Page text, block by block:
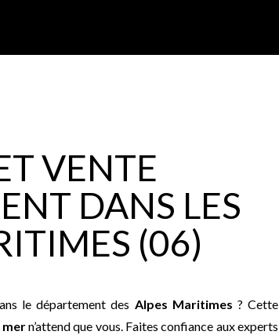
VENTE
DANS LES
(06)
le département des Alpes Maritimes ? Cette
n’attend que vous. Faites confiance aux experts